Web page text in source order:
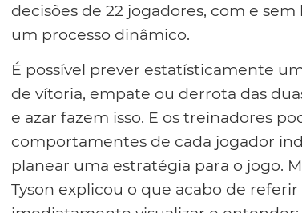
decisões de 22 jogadores, com e
um processo dinâmico.
É possível prever estatísticamente
de vítoria, empate ou derrota das
e azar fazem isso. E os treinadores
comportamentes de cada jogador
planear uma estratégia para o jogo.
Tyson explicou o que acabo de